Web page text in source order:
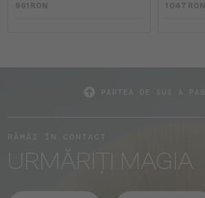
961 RON 1 047 RON
URMĂRIȚI MAGIA